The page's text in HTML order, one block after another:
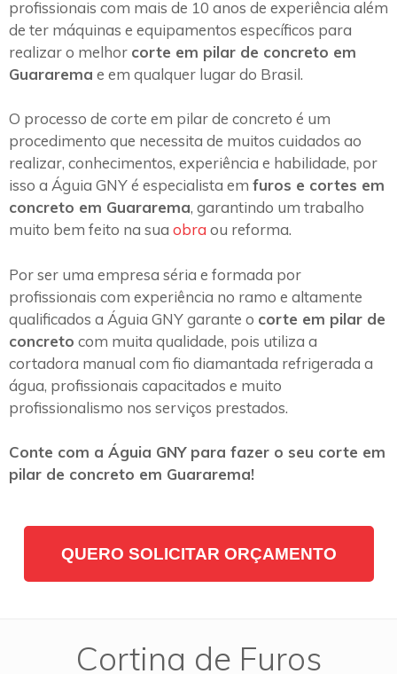
profissionais com mais de 10 anos de experiência além
de ter máquinas e equipamentos específicos para
realizar o melhor corte em pilar de concreto em
Guararema e em qualquer lugar do Brasil.
O processo de corte em pilar de concreto é um
procedimento que necessita de muitos cuidados ao
realizar, conhecimentos, experiência e habilidade, por
isso a Águia GNY é especialista em furos e cortes em
concreto em Guararema, garantindo um trabalho
muito bem feito na sua obra ou reforma.
Por ser uma empresa séria e formada por
profissionais com experiência no ramo e altamente
qualificados a Águia GNY garante o corte em pilar de
concreto com muita qualidade, pois utiliza a
cortadora manual com fio diamantada refrigerada a
água, profissionais capacitados e muito
profissionalismo nos serviços prestados.
Conte com a Águia GNY para fazer o seu corte em
pilar de concreto em Guararema!
QUERO SOLICITAR ORÇAMENTO
Cortina de Furos